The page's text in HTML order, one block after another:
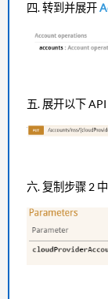
转到并展开
展开以下 API
复制步骤 2